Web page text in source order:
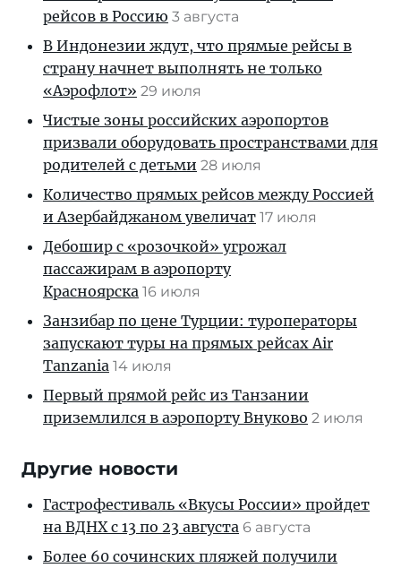
рейсов в Россию 3 августа
В Индонезии ждут, что прямые рейсы в
страну начнет выполнять не только
«Аэрофлот» 29 июля
Чистые зоны российских аэропортов
призвали оборудовать пространствами для
родителей с детьми 28 июля
Количество прямых рейсов между Россией
и Азербайджаном увеличат 17 июля
Дебошир с «розочкой» угрожал
пассажирам в аэропорту
Красноярска 16 июля
Занзибар по цене Турции: туроператоры
запускают туры на прямых рейсах Air
Tanzania 14 июля
Первый прямой рейс из Танзании
приземлился в аэропорту Внуково 2 июля
Другие новости
Гастрофестиваль «Вкусы России» пройдет
на ВДНХ с 13 по 23 августа 6 августа
Более 60 сочинских пляжей получили